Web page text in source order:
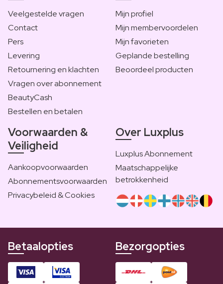
Veelgestelde vragen
Contact
Pers
Levering
Retournering en klachten
Vragen over abonnement
BeautyCash
Bestellen en betalen
Mijn profiel
Mijn membervoordelen
Mijn favorieten
Geplande bestelling
Beoordeel producten
Voorwaarden &
Veiligheid
Aankoopvoorwaarden
Abonnementsvoorwaarden
Privacybeleid & Cookies
Over Luxplus
Luxplus Abonnement
Maatschappelijke
betrokkenheid
Betaalopties Bezorgopties